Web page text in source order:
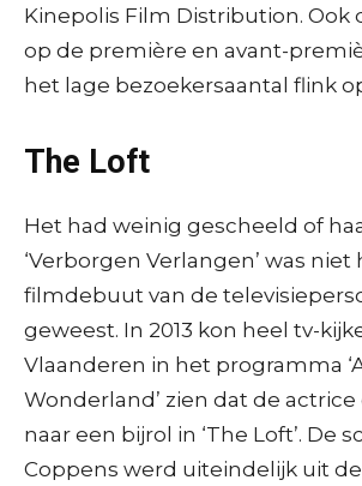
Kinepolis Film Distribution. Ook
op de première en avant-
het lage bezoekersaantal flink
The Loft
Het had weinig gescheeld of
‘Verborgen Verlangen’ was niet
filmdebuut van de
geweest. In 2013 kon heel tv-
Vlaanderen in het programma
Wonderland’ zien dat de
naar een bijrol in ‘The Loft’. De
Coppens werd uiteindelijk uit